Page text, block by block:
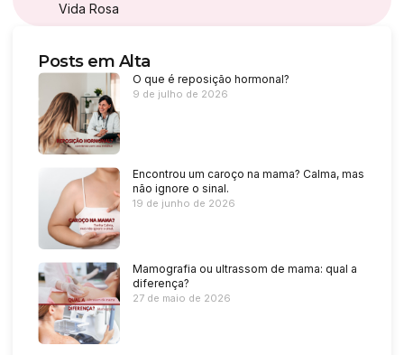
Vida Rosa
Posts em Alta
O que é reposição hormonal?
9 de julho de 2026
Encontrou um caroço na mama? Calma, mas
não ignore o sinal.
19 de junho de 2026
Mamografia ou ultrassom de mama: qual a
diferença?
27 de maio de 2026